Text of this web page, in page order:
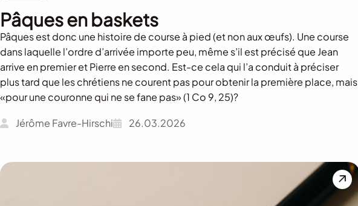
Pâques en baskets
Pâques est donc une histoire de course à pied (et non aux œufs). Une course
dans laquelle l’ordre d’arrivée importe peu, même s’il est précisé que Jean
arrive en premier et Pierre en second. Est-ce cela qui l’a conduit à préciser
plus tard que les chrétiens ne courent pas pour obtenir la première place, mais
«pour une couronne qui ne se fane pas» (1 Co 9, 25)?
Jérôme Favre-Hirschi 26.03.2026